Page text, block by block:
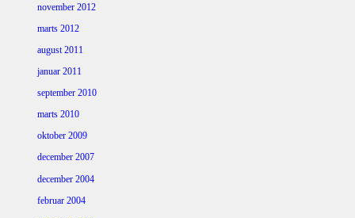
november 2012
marts 2012
august 2011
januar 2011
september 2010
marts 2010
oktober 2009
december 2007
december 2004
februar 2004